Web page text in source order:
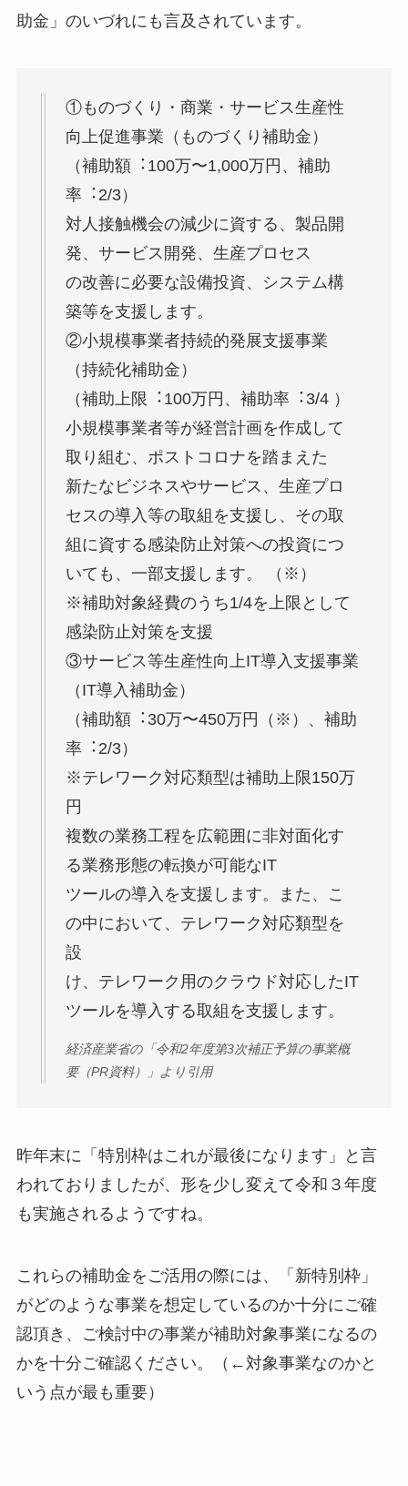
助金」のいづれにも言及されています。
①ものづくり・商業・サービス⽣産性
向上促進事業（ものづくり補助⾦）
（補助額︓100万〜1,000万円、補助
率︓2/3）
対⼈接触機会の減少に資する、製品開
発、サービス開発、⽣産プロセス
の改善に必要な設備投資、システム構
築等を⽀援します。
②⼩規模事業者持続的発展⽀援事業
（持続化補助⾦）
（補助上限︓100万円、補助率︓3/4 ）
⼩規模事業者等が経営計画を作成して
取り組む、ポストコロナを踏まえた
新たなビジネスやサービス、⽣産プロ
セスの導⼊等の取組を⽀援し、その取
組に資する感染防⽌対策への投資につ
いても、⼀部⽀援します。 （※）
※補助対象経費のうち1/4を上限として
感染防⽌対策を⽀援
③サービス等⽣産性向上IT導⼊⽀援事業
（IT導⼊補助⾦）
（補助額︓30万〜450万円（※）、補助
率︓2/3）
※テレワーク対応類型は補助上限150万
円
複数の業務⼯程を広範囲に⾮対⾯化す
る業務形態の転換が可能なIT
ツールの導⼊を⽀援します。また、こ
の中において、テレワーク対応類型を
設
け、テレワーク⽤のクラウド対応したIT
ツールを導⼊する取組を⽀援します。
経済産業省の「令和2年度第3次補正予算の事業概
要（PR資料）」より引用
昨年末に「特別枠はこれが最後になります」と言
われておりましたが、形を少し変えて令和３年度
も実施されるようですね。
これらの補助金をご活用の際には、「新特別枠」
がどのような事業を想定しているのか十分にご確
認頂き、ご検討中の事業が補助対象事業になるの
かを十分ご確認ください。（←対象事業なのかと
いう点が最も重要）